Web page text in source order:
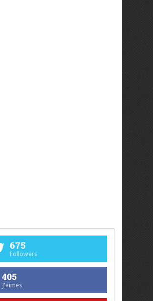
675
Followers
405
J'aimes